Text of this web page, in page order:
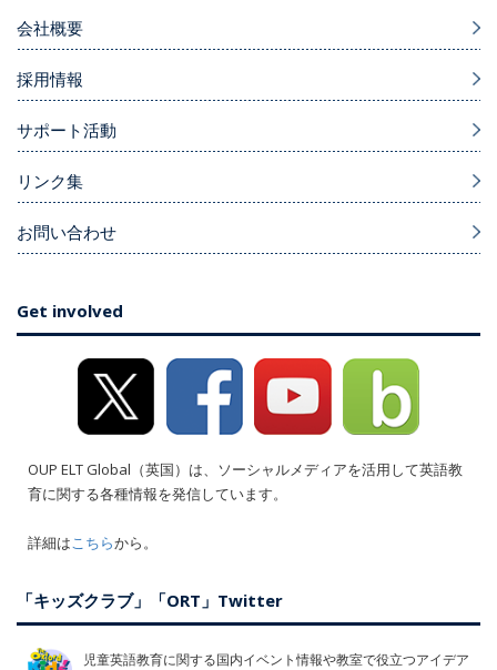
会社概要
採用情報
サポート活動
リンク集
お問い合わせ
Get involved
OUP ELT Global（英国）は、ソーシャルメディアを活用して英語教
育に関する各種情報を発信しています。
詳細はこちらから。
「キッズクラブ」「ORT」Twitter
児童英語教育に関する国内イベント情報や教室で役立つアイデア